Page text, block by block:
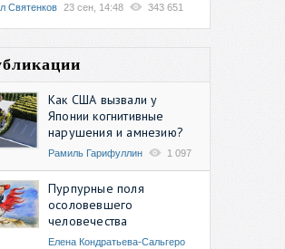
Святенков 23 сен, 14:48 343 651
Как США вызвали у
Японии когнитивные
нарушения и амнезию?
Рамиль Гарифуллин 1 097
Пурпурные поля
осоловевшего
человечества
Елена Кондратьева-Сальгеро